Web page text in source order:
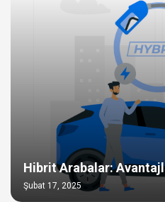
Hibrit Arabalar:
Şubat 17, 2025